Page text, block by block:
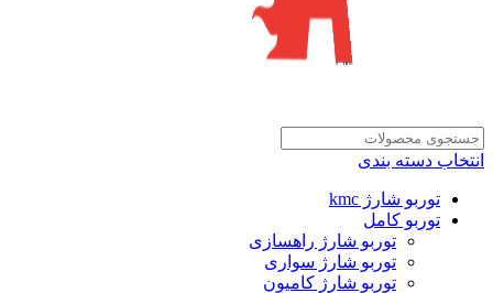
انتخاب دسته بندی
توربو شارژ kmc
توربو کامل
توربو شارژ راهسازی
توربو شارژ سواری
توربو شارژ کامیون